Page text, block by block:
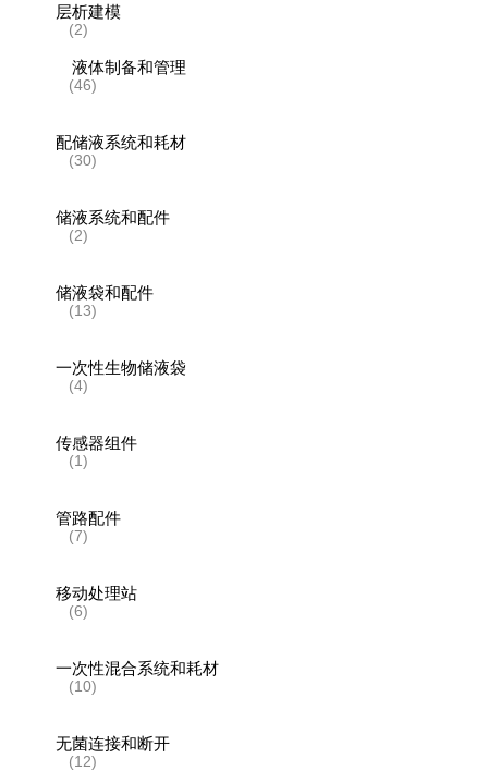
层析建模
(2)
液体制备和管理
(46)
配储液系统和耗材
(30)
储液系统和配件
(2)
储液袋和配件
(13)
一次性生物储液袋
(4)
传感器组件
(1)
管路配件
(7)
移动处理站
(6)
一次性混合系统和耗材
(10)
无菌连接和断开
(12)